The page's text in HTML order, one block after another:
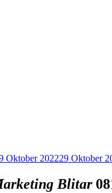
Oktober 202229 Oktober
Blitar